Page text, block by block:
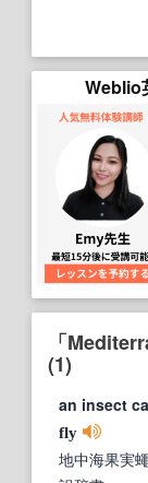
Weblio
「
(1)
an insect
fly
地中海果実